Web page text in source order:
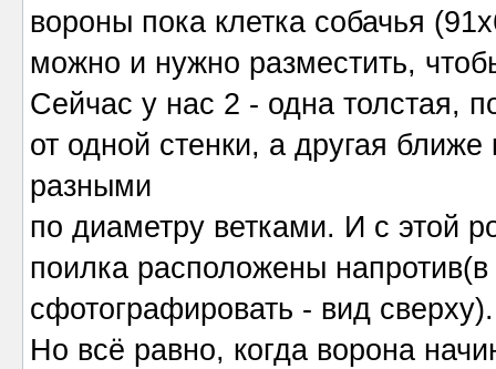
вороны пока клетка собачья
можно и нужно разместить,
Сейчас у нас 2 - одна толстая,
от одной стенки, а другая ближе
разными
по диаметру ветками. И с этой
поилка расположены
сфотографировать - вид сверху).
Но всё равно, когда ворона